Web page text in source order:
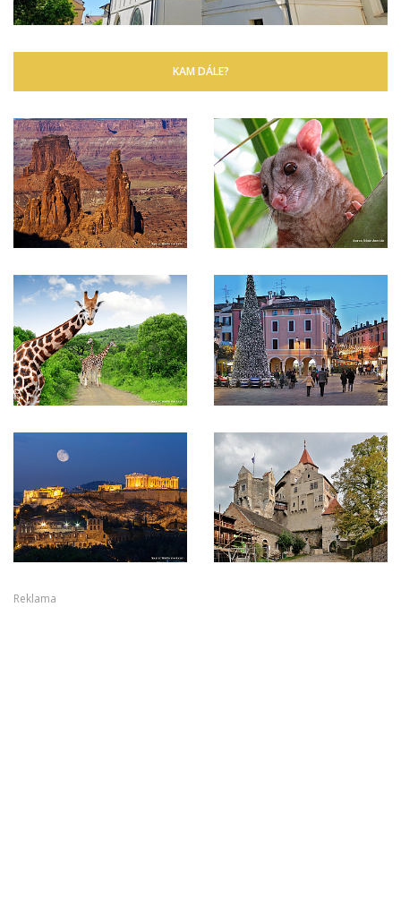
KAM DÁLE?
Reklama